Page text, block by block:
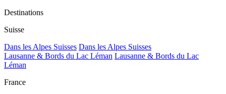
Destinations
Suisse
Dans les Alpes Suisses Dans les Alpes Suisses
Lausanne & Bords du Lac Léman Lausanne & Bords du Lac
Léman
France